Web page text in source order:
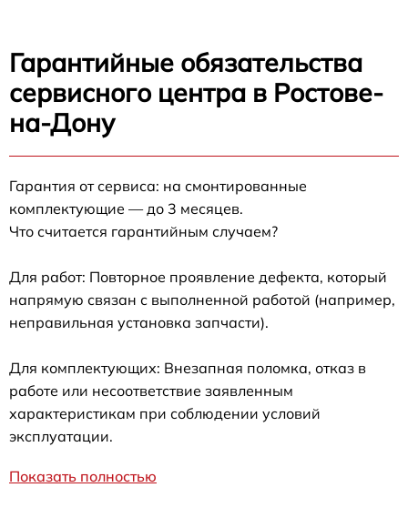
Гарантийные обязательства
сервисного центра в Ростове-
на-Дону
Гарантия от сервиса: на смонтированные
комплектующие — до 3 месяцев.
Что считается гарантийным случаем?
Для работ: Повторное проявление дефекта, который
напрямую связан с выполненной работой (например,
неправильная установка запчасти).
Для комплектующих: Внезапная поломка, отказ в
работе или несоответствие заявленным
характеристикам при соблюдении условий
эксплуатации.
Показать полностью